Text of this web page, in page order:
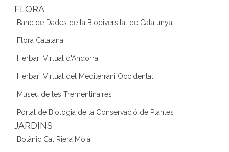
FLORA
Banc de Dades de la Biodiversitat de Catalunya
Flora Catalana
Herbari Virtual d'Andorra
Herbari Virtual del Mediterrani Occidental
Museu de les Trementinaires
Portal de Biologia de la Conservació de Plantes
JARDINS
Botànic Cal Riera Moià